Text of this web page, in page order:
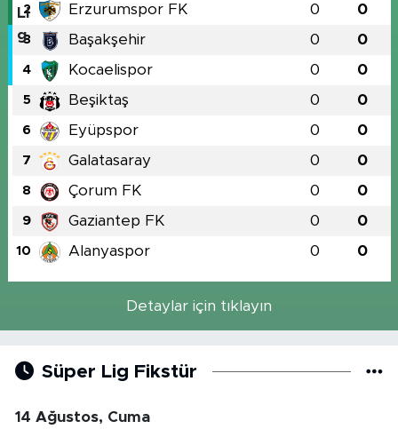
2 Erzurumspor FK 0 0
3 Başakşehir 0 0
4 Kocaelispor 0 0
5 Beşiktaş 0 0
6 Eyüpspor 0 0
7 Galatasaray 0 0
8 Çorum FK 0 0
9 Gaziantep FK 0 0
10 Alanyaspor 0 0
Detaylar için tıklayın
Süper Lig Fikstür
14 Ağustos, Cuma